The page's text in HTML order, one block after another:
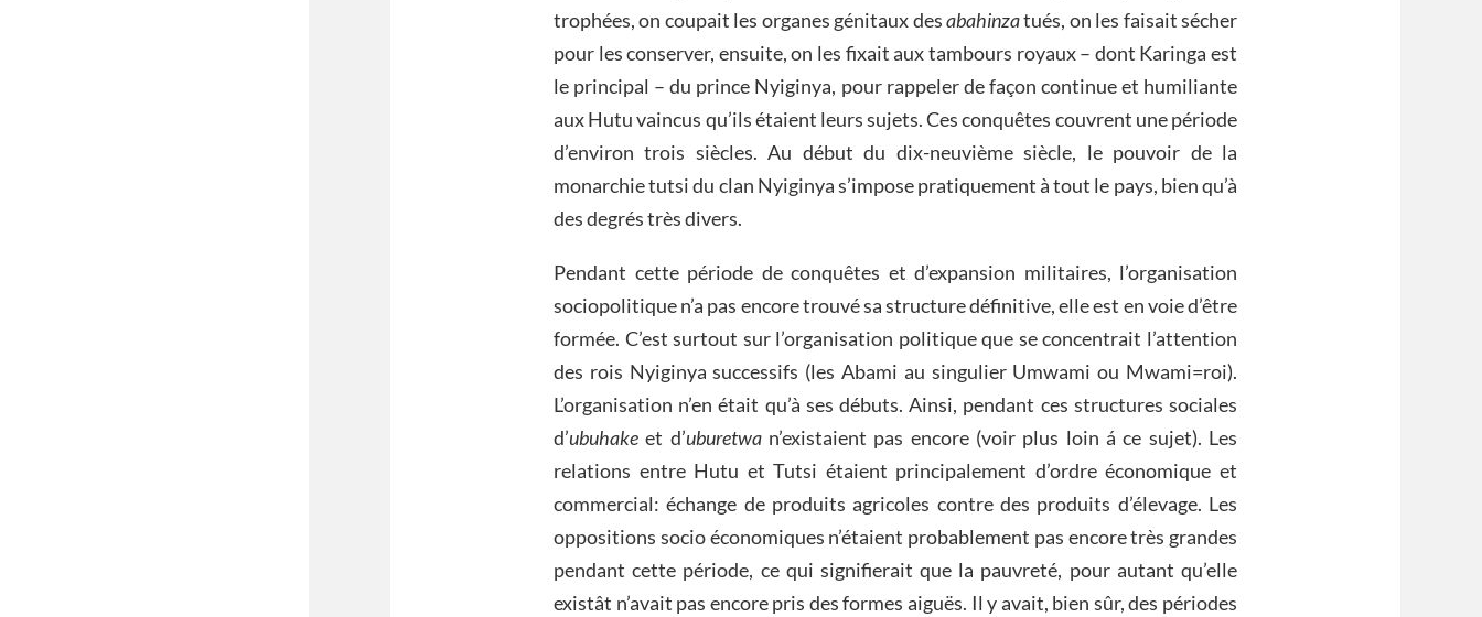
trophées, on coupait les organes génitaux desabahinzatués, on les faisait sécher
pour les conserver, ensuite, on les fixait aux tambours royaux – dont Karinga est
le principal – du prince Nyiginya, pour rappeler de façon continue et humiliante
aux Hutu vaincus qu’ils étaient leurs sujets. Ces conquêtes couvrent une période
d’environ trois siècles. Au début du dix-neuvième siècle, le pouvoir de la
monarchie tutsi du clan Nyiginya s’impose pratiquement à tout le pays, bien qu’à
des degrés très divers.
Pendant cette période de conquêtes et d’expansion militaires, l’organisation
sociopolitique n’a pas encore trouvé sa structure définitive, elle est en voie d’être
formée. C’est surtout sur l’organisation politique que se concentrait l’attention
des rois Nyiginya successifs (les Abami au singulier Umwami ou Mwami=roi).
L’organisation n’en était qu’à ses débuts. Ainsi, pendant ces structures sociales
d’ubuhake et d’uburetwan’existaient pas encore (voir plus loin á ce sujet). Les
relations entre Hutu et Tutsi étaient principalement d’ordre économique et
commercial: échange de produits agricoles contre des produits d’élevage. Les
oppositions socio économiques n’étaient probablement pas encore très grandes
pendant cette période, ce qui signifierait que la pauvreté, pour autant qu’elle
existât n’avait pas encore pris des formes aiguës. Il y avait, bien sûr, des périodes